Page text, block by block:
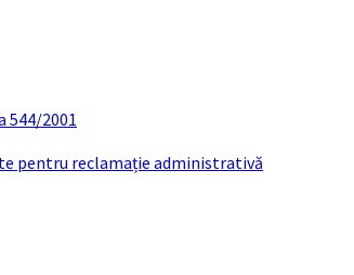
544/2001
pentru reclamație administrativă